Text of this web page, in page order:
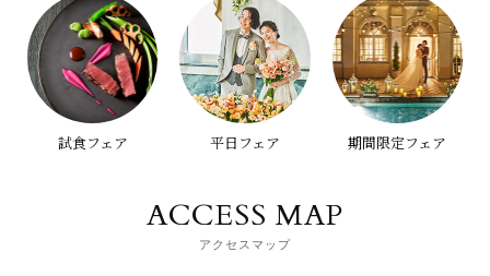
試食フェア 平日フェア 期間限定フェア
ACCESS MAP
アクセスマップ